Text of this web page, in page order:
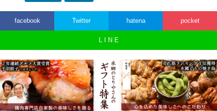
facebook Twitter hatena pocket
L I N E